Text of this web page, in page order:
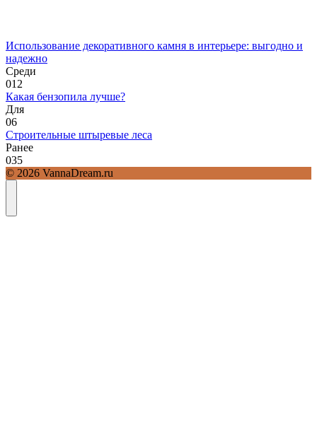
Использование декоративного камня в интерьере: выгодно и
надежно
Среди
012
Какая бензопила лучше?
Для
06
Строительные штыревые леса
Ранее
035
© 2026 VannaDream.ru